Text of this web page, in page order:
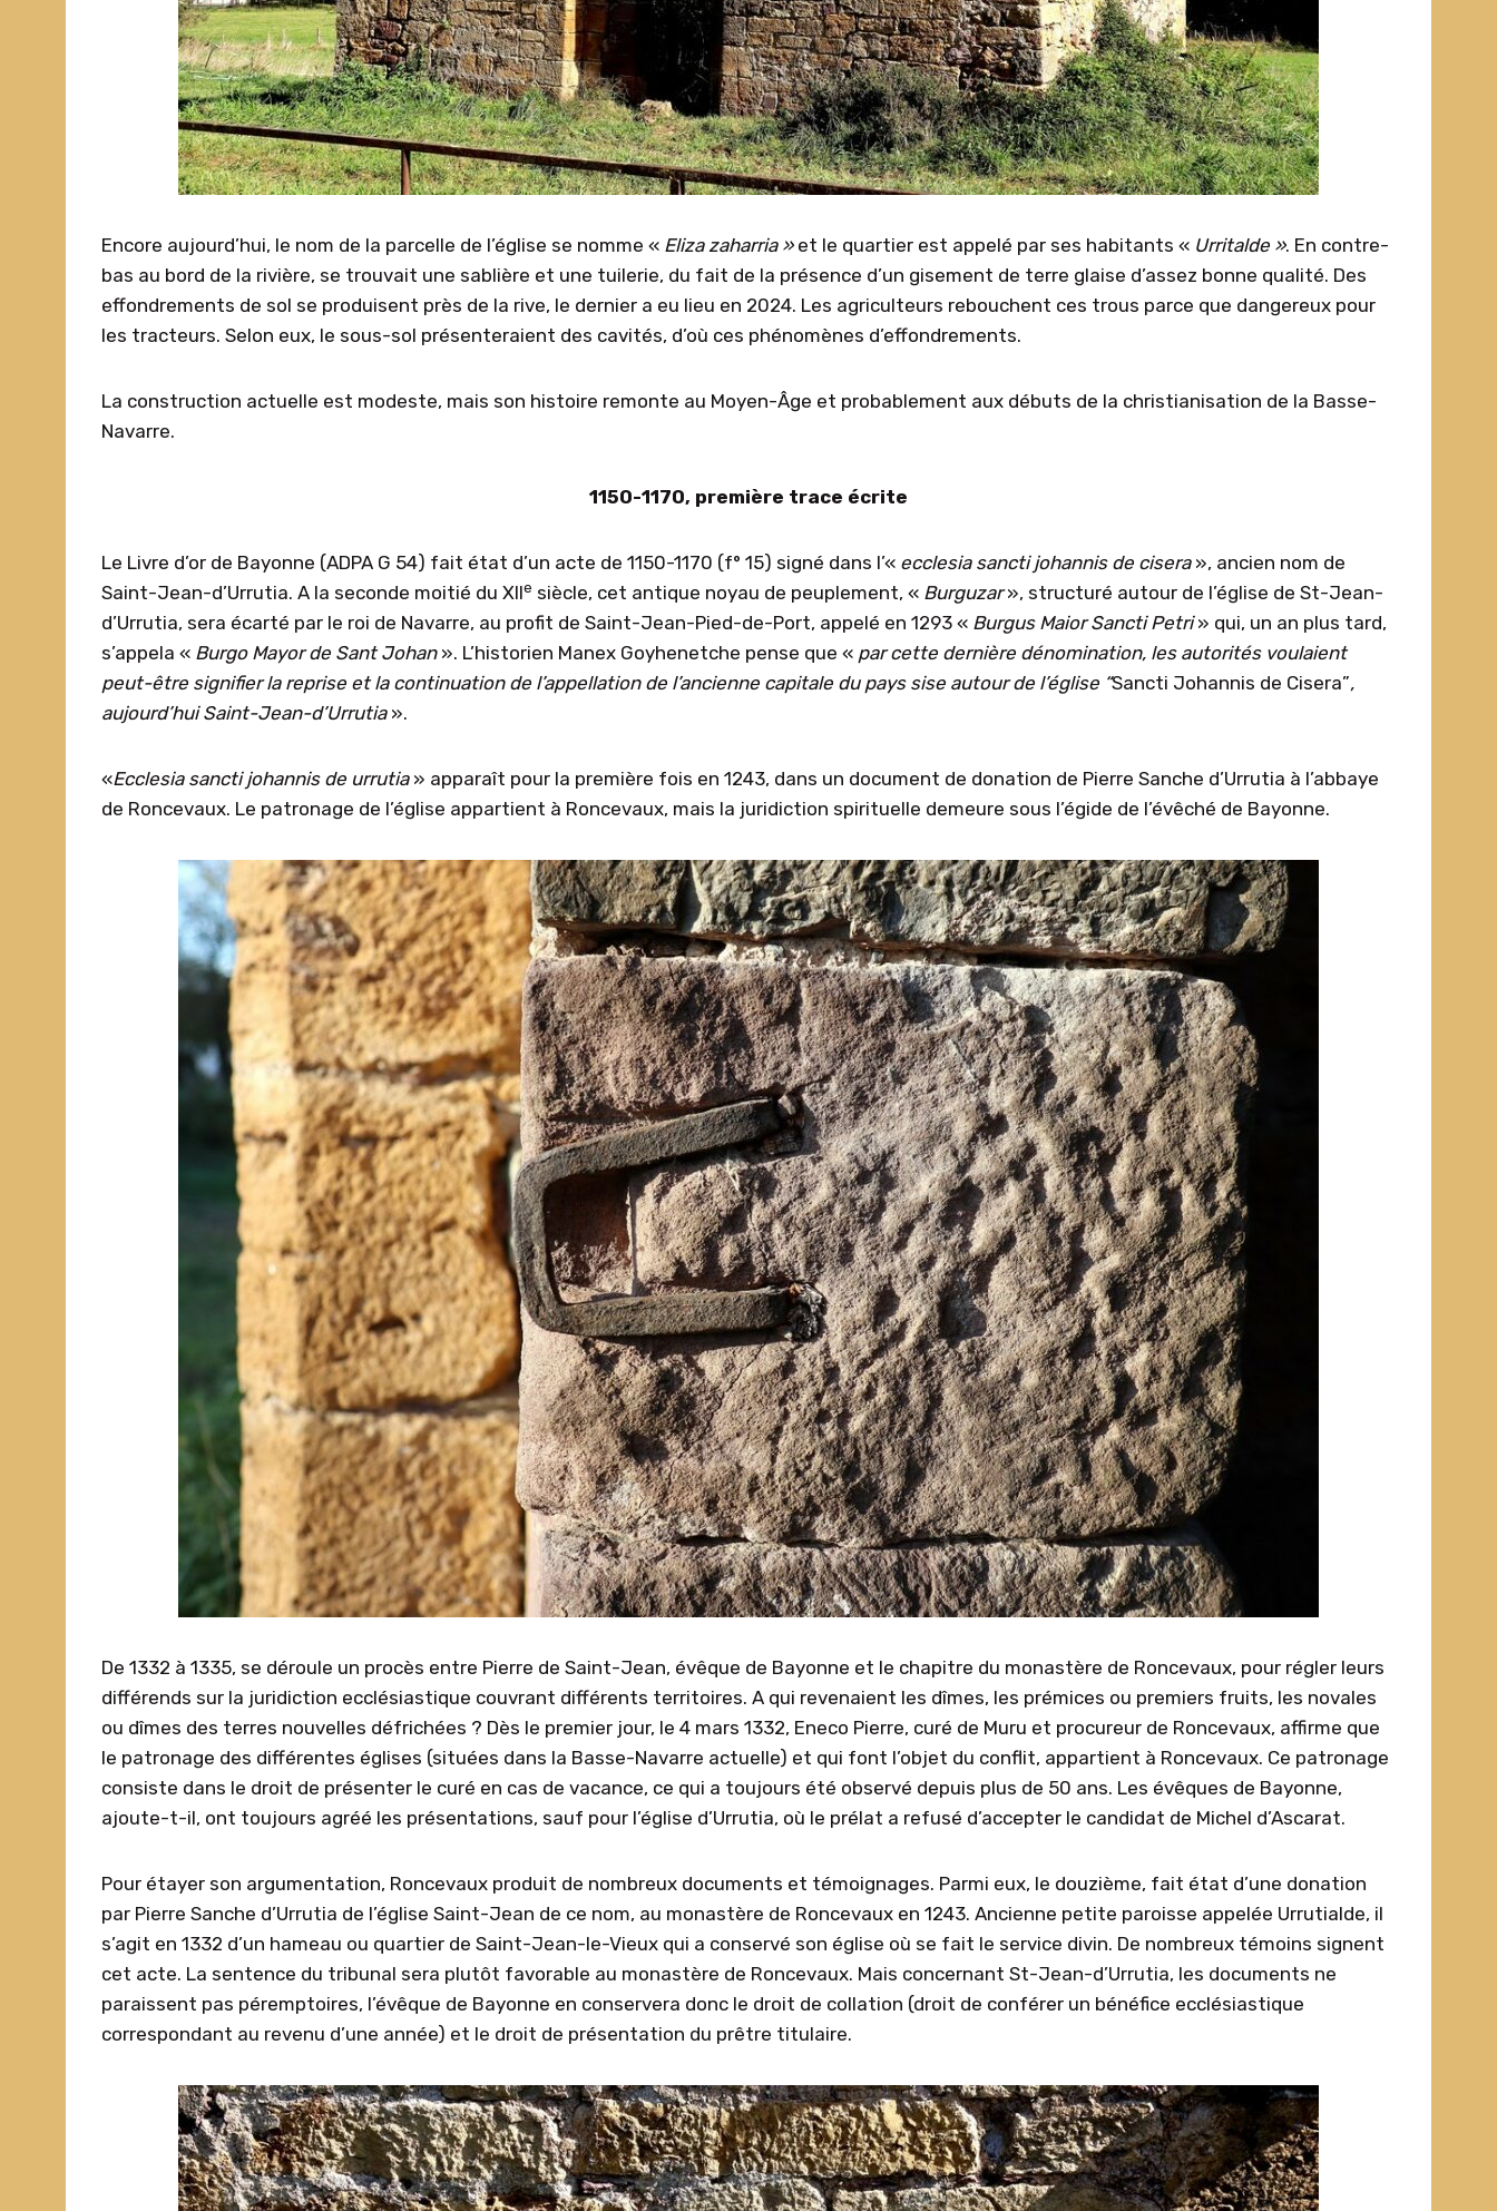
Encore aujourd’hui, le nom de la parcelle de l’église se nomme « Eliza zaharria » et le quartier est appelé par ses habitants « Urritalde ». En contre-
bas au bord de la rivière, se trouvait une sablière et une tuilerie, du fait de la présence d’un gisement de terre glaise d’assez bonne qualité. Des
effondrements de sol se produisent près de la rive, le dernier a eu lieu en 2024. Les agriculteurs rebouchent ces trous parce que dangereux pour
les tracteurs. Selon eux, le sous-sol présenteraient des cavités, d’où ces phénomènes d’effondrements.
La construction actuelle est modeste, mais son histoire remonte au Moyen-Âge et probablement aux débuts de la christianisation de la Basse-
Navarre.
1150-1170, première trace écrite
Le Livre d’or de Bayonne (ADPA G 54) fait état d’un acte de 1150-1170 (f° 15) signé dans l’« ecclesia sanctijohannis de cisera », ancien nom de
Saint-Jean-d’Urrutia. A la seconde moitié du XIIe siècle, cet antique noyau de peuplement, « Burguzar», structuré autour de l’église de St-Jean-
d’Urrutia, sera écarté par le roi de Navarre, au profit de Saint-Jean-Pied-de-Port, appelé en 1293 « Burgus Maior Sancti Petri» qui, un an plus tard,
s’appela « Burgo Mayor de Sant Johan». L’historien Manex Goyhenetche pense que « par cette dernière dénomination, les autorités voulaient
peut-être signifier la reprise et la continuation de l’appellation de l’ancienne capitale du pays sise autour de l’église “Sancti Johannis de Cisera”,
aujourd’hui Saint-Jean-d’Urrutia ».
«Ecclesia sancti johannis de urrutia » apparaît pour la première fois en 1243, dans un document de donation de Pierre Sanche d’Urrutia à l’abbaye
de Roncevaux. Le patronage de l’église appartient à Roncevaux, mais la juridiction spirituelle demeure sous l’égide de l’évêché de Bayonne.
De 1332 à 1335, se déroule un procès entre Pierre de Saint-Jean, évêque de Bayonne et le chapitre du monastère de Roncevaux, pour régler leurs
différends sur la juridiction ecclésiastique couvrant différents territoires. A qui revenaient les dîmes, les prémices ou premiers fruits, les novales
ou dîmes des terres nouvelles défrichées ? Dès le premier jour, le 4 mars 1332, Eneco Pierre, curé de Muru et procureur de Roncevaux, affirme que
le patronage des différentes églises (situées dans la Basse-Navarre actuelle) et qui font l’objet du conflit, appartient à Roncevaux. Ce patronage
consiste dans le droit de présenter le curé en cas de vacance, ce qui a toujours été observé depuis plus de 50 ans. Les évêques de Bayonne,
ajoute-t-il, ont toujours agréé les présentations, sauf pour l’église d’Urrutia, où le prélat a refusé d’accepter le candidat de Michel d’Ascarat.
Pour étayer son argumentation, Roncevaux produit de nombreux documents et témoignages. Parmi eux, le douzième, fait état d’une donation
par Pierre Sanche d’Urrutia de l’église Saint-Jean de ce nom, au monastère de Roncevaux en 1243. Ancienne petite paroisse appelée Urrutialde, il
s’agit en 1332 d’un hameau ou quartier de Saint-Jean-le-Vieux qui a conservé son église où se fait le service divin. De nombreux témoins signent
cet acte. La sentence du tribunal sera plutôt favorable au monastère de Roncevaux. Mais concernant St-Jean-d’Urrutia, les documents ne
paraissent pas péremptoires, l’évêque de Bayonne en conservera donc le droit de collation (droit de conférer un bénéfice ecclésiastique
correspondant au revenu d’une année) et le droit de présentation du prêtre titulaire.